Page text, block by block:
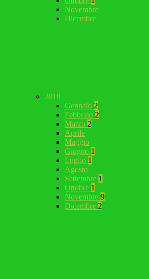
Novembre
Dicembre
2019
Gennaio 2
Febbraio 2
Marzo 2
Aprile
Maggio
Giugno 1
Luglio 1
Agosto
Settembre 1
Ottobre 1
Novembre 9
Dicembre 2